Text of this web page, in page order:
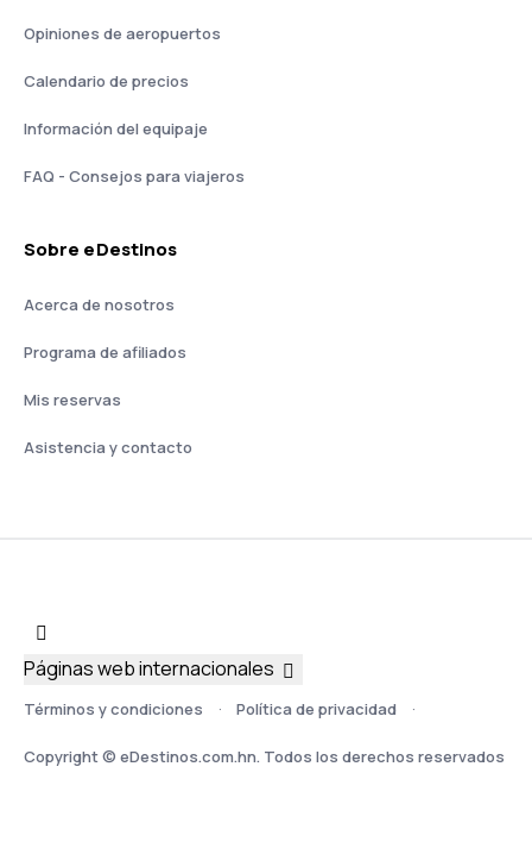
Opiniones de aeropuertos
Calendario de precios
Información del equipaje
FAQ - Consejos para viajeros
Sobre eDestinos
Acerca de nosotros
Programa de afiliados
Mis reservas
Asistencia y contacto
Términos y condiciones Política de privacidad
Copyright © eDestinos.com.hn. Todos los derechos reservados
Páginas web internacionales